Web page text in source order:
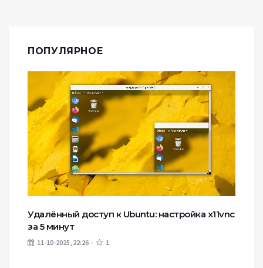
ПОПУЛЯРНОЕ
Удалённый доступ к Ubuntu: настройка x11vnc
за 5 минут
11-10-2025, 22:26 1